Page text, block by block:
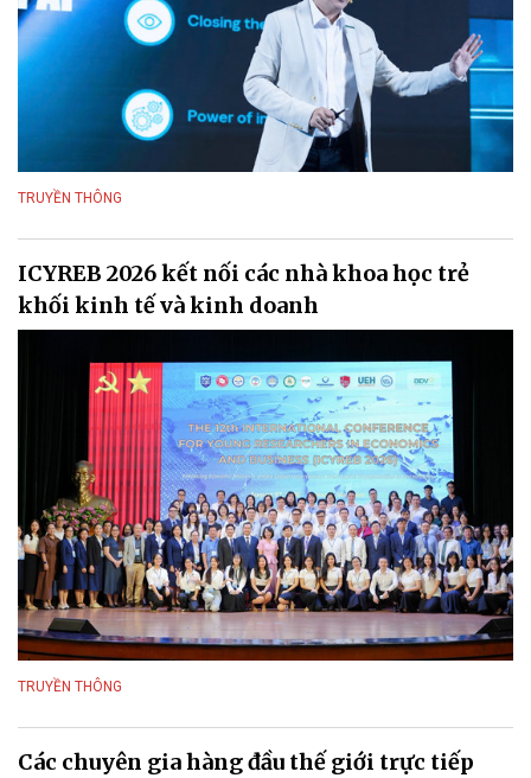
TRUYỀN THÔNG
ICYREB 2026 kết nối các nhà khoa học trẻ
khối kinh tế và kinh doanh
TRUYỀN THÔNG
Các chuyên gia hàng đầu thế giới trực tiếp